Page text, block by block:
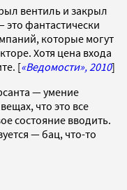
вентиль и закрыл
фантастически
которые могут
Хотя цена входа
[«Ведомости», 2010]
— умение
что это все
состояние вводить.
— бац, что-то